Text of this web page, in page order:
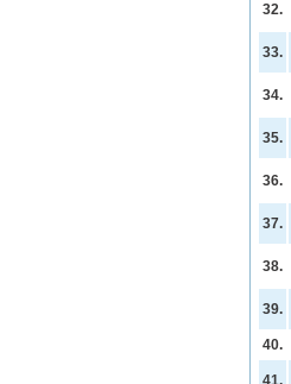
32.
33.
34.
35.
36.
37.
38.
39.
40.
41.